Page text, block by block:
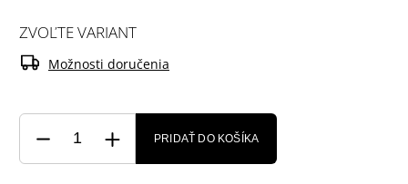
ZVOĽTE VARIANT
Možnosti doručenia
PRIDAŤ DO KOŠÍKA